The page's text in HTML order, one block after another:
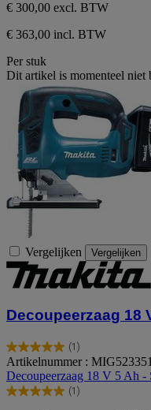
€ 300,00 excl. BTW
€ 363,00 incl. BTW
Per stuk
Dit artikel is momenteel niet
Vergelijken Vergelijken
Decoupeerzaag 18
(1)
5.0
van
de
5
Artikelnummer :
Decoupeerzaag 18 V 5 Ah -
(1)
5.0